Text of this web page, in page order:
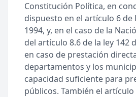
Constitución Política, en
dispuesto en el artículo 6 de
1994, y, en el caso de la
del artículo 8.6 de la ley 142
en caso de prestación
departamentos y los
capacidad suficiente para
públicos. También el artículo